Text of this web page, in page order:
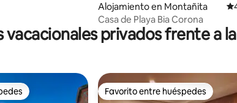
Alojamiento en Montañita
Casa de Playa Bia Corona
privados frente a
Favorito entre huéspedes
Favorito entre huéspedes